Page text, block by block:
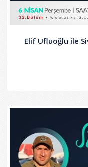
Elif Ufluoğlu ile